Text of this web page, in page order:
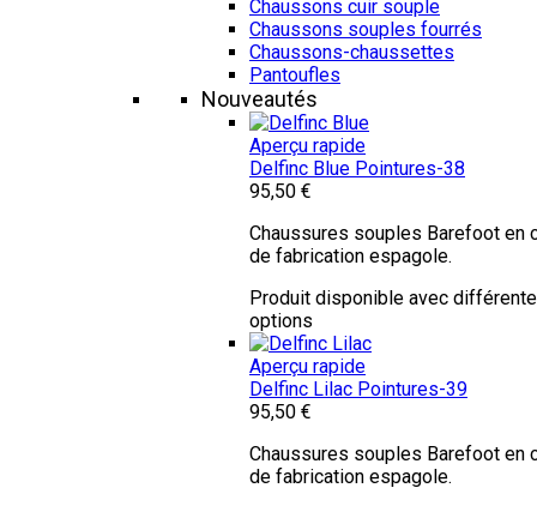
Chaussons cuir souple
Chaussons souples fourrés
Chaussons-chaussettes
Pantoufles
Nouveautés
Aperçu rapide
Delfinc Blue Pointures-38
95,50 €
Chaussures souples Barefoot en
de fabrication espagole.
Produit disponible avec
options
Aperçu rapide
Delfinc Lilac Pointures-39
95,50 €
Chaussures souples Barefoot en
de fabrication espagole.